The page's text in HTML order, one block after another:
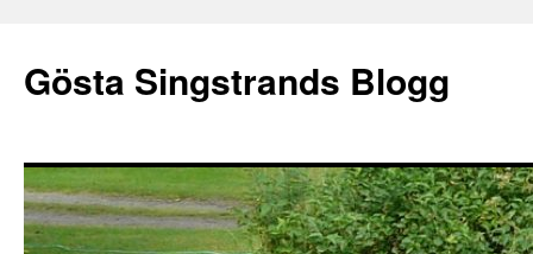
Gösta Singstrands Blogg